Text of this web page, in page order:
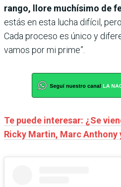
rango, llore muchísimo de
estás en esta lucha difícil,
Cada proceso es único y
vamos por mi prime”.
Te puede interesar: ¿Se
Ricky Martin, Marc Anthony